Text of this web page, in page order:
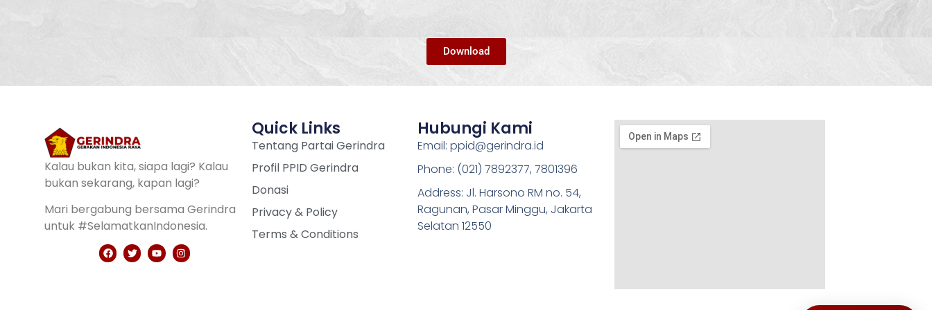
Download
Kalau bukan kita, siapa lagi? Kalau
bukan sekarang, kapan lagi?
Mari bergabung bersama Gerindra
untuk #SelamatkanIndonesia.
Quick Links
Tentang Partai Gerindra
Profil PPID Gerindra
Donasi
Privacy & Policy
Terms & Conditions
Hubungi Kami
Email: ppid@gerindra.id
Phone: (021) 7892377, 7801396
Address: Jl. Harsono RM no. 54,
Ragunan, Pasar Minggu, Jakarta
Selatan 12550